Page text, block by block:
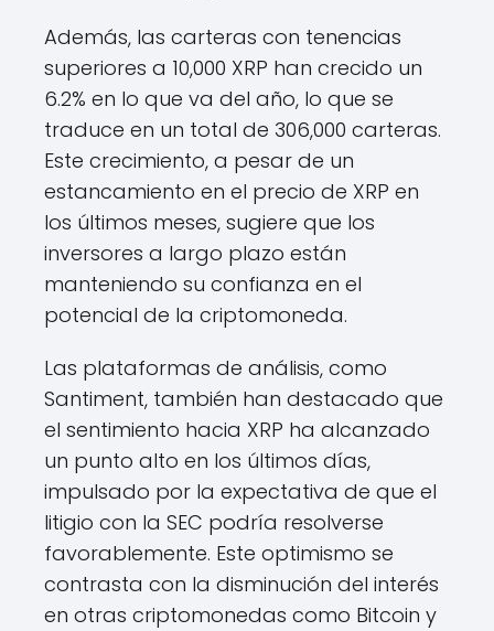
Además, las carteras con tenencias
superiores a 10,000 XRP han crecido un
6.2% en lo que va del año, lo que se
traduce en un total de 306,000 carteras.
Este crecimiento, a pesar de un
estancamiento en el precio de XRP en
los últimos meses, sugiere que los
inversores a largo plazo están
manteniendo su confianza en el
potencial de la criptomoneda.
Las plataformas de análisis, como
Santiment, también han destacado que
el sentimiento hacia XRP ha alcanzado
un punto alto en los últimos días,
impulsado por la expectativa de que el
litigio con la SEC podría resolverse
favorablemente. Este optimismo se
contrasta con la disminución del interés
en otras criptomonedas como Bitcoin y